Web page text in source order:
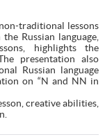
traditional lessons
Russian language,
highlights the
presentation also
Russian language
on “N and NN in
creative abilities,